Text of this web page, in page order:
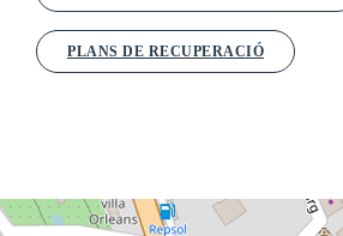
PLANS DE RECUPERACIÓ